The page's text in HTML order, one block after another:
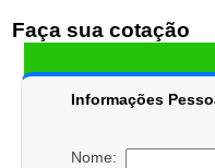
Faça sua cotação
Informações
Nome: